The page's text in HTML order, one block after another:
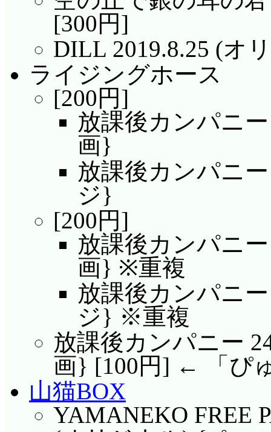
[300円]
DILL 2019.8.25 (オ
ライジングホース
[200円]
放課後カンパニ
画}
放課後カンパニ
ジ}
[200円]
放課後カンパニ
画} ※重複
放課後カンパニ
ジ} ※重複
放課後カンパニー
画} [100円] ← 「ぴ
山猫BOX
YAMANEKO FREE